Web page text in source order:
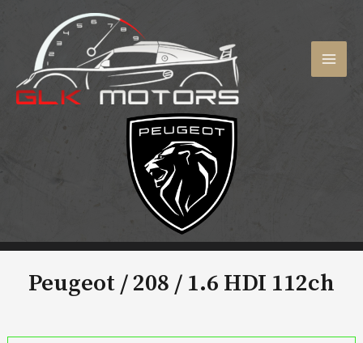
contenu
Peugeot / 208 / 1.6 HDI 112ch